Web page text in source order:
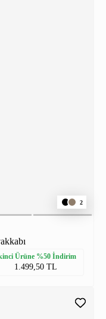
2
Ürüne %50 İndirim
1.499,50 TL